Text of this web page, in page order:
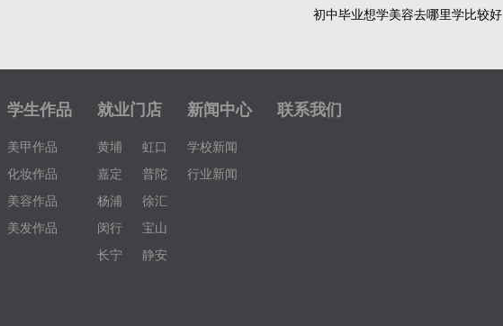
初中毕业想学美容去哪里学比较好
学生作品
美甲作品
化妆作品
美容作品
美发作品
就业门店
黄埔
虹口
嘉定
普陀
杨浦
徐汇
闵行
宝山
长宁
静安
新闻中心
学校新闻
行业新闻
联系我们